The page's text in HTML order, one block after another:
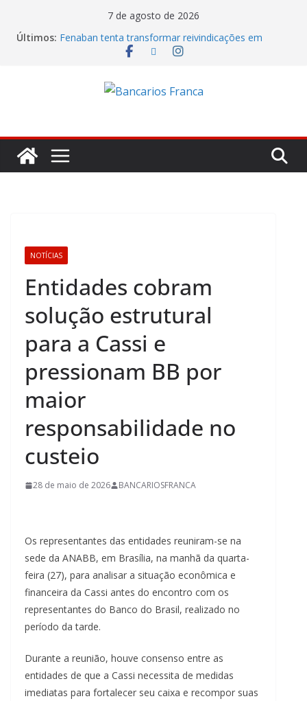
7 de agosto de 2026
Últimos: Fenaban tenta transformar reivindicações em
prejuízo e segura proposta econômica
de R$ 275 milhões
Banco do Brasil trava debate econômico e
dos empregados e enfrenta rejeição na mesa
Itaú lucrou R$ 12,4 bilhões no segundo trimestre
NOTÍCIAS
Entidades cobram
solução estrutural
para a Cassi e
pressionam BB por
maior
responsabilidade no
custeio
28 de maio de 2026 BANCARIOSFRANCA
Os representantes das entidades reuniram-se na
sede da ANABB, em Brasília, na manhã da quarta-
feira (27), para analisar a situação econômica e
financeira da Cassi antes do encontro com os
representantes do Banco do Brasil, realizado no
período da tarde.
Durante a reunião, houve consenso entre as
entidades de que a Cassi necessita de medidas
imediatas para fortalecer seu caixa e recompor suas